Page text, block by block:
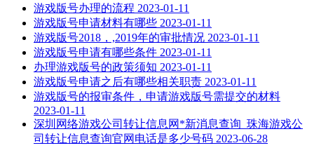
游戏版号办理的流程 2023-01-11
游戏版号申请材料有哪些 2023-01-11
游戏版号2018，,2019年的审批情况 2023-01-11
游戏版号申请有哪些条件 2023-01-11
办理游戏版号的政策须知 2023-01-11
游戏版号申请之后有哪些相关职责 2023-01-11
游戏版号的报审条件，申请游戏版号需提交的材料
2023-01-11
深圳网络游戏公司转让信息网*新消息查询_珠海游戏公
司转让信息查询官网电话是多少号码 2023-06-28